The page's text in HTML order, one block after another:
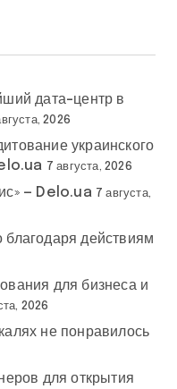
дата-центр в
2026
украинского
7 августа, 2026
— Delo.ua 7 августа,
действиям
для бизнеса и
2026
не понравилось
для открытия